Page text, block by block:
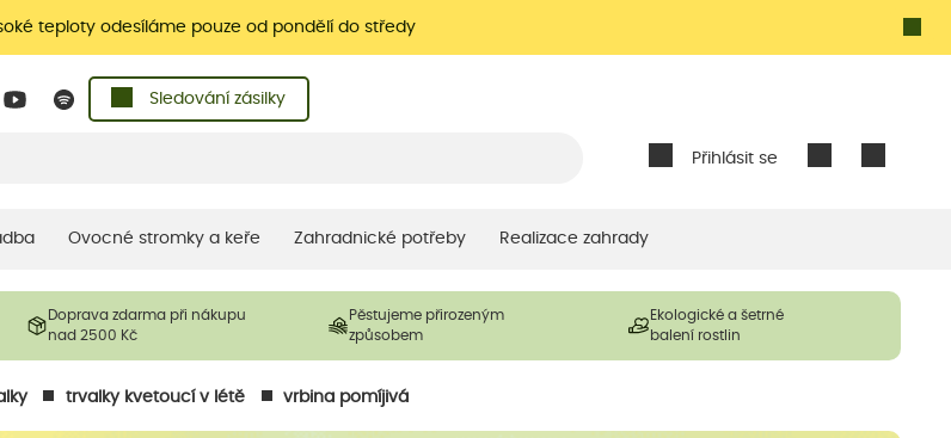
teploty odesíláme pouze od pondělí do středy
Přihlásit se
Sledování zásilky
Ovocné stromky a keře Zahradnické potřeby Realizace zahrady
Doprava zdarma při nákupu
nad 2500 Kč
Pěstujeme přirozeným
způsobem
Ekologické a šetrné
balení rostlin
trvalky kvetoucí v létě vrbina pomíjivá